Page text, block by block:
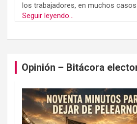
los trabajadores, en muchos casos
Seguir leyendo...
Opinión – Bitácora